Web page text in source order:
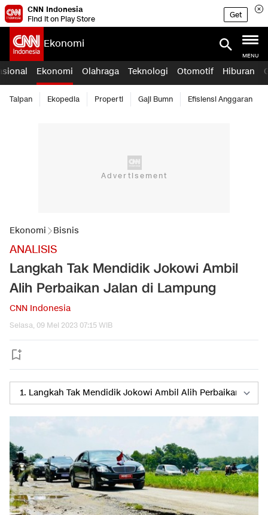
CNN Indonesia
Find it on Play Store
Get
Ekonomi
MENU
Ekonomi Olahraga Teknologi Otomotif Hiburan
Taipan Ekopedia Properti Gaji Bumn Efisiensi Anggaran
Ekonomi Bisnis
ANALISIS
Langkah Tak Mendidik Jokowi Ambil
Alih Perbaikan Jalan di Lampung
CNN Indonesia
Selasa, 09 Mei 2023 07:15 WIB